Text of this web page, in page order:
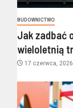
BUDOWNICTWO
Jak zadbać
wieloletnią
17 czerwca, 2026